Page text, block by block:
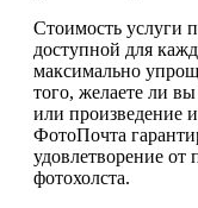
Стоимость услуги
доступной для
максимально
того, желаете ли
или произведение
ФотоПочта
удовлетворение от
фотохолста.